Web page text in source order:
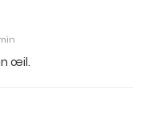
œil.